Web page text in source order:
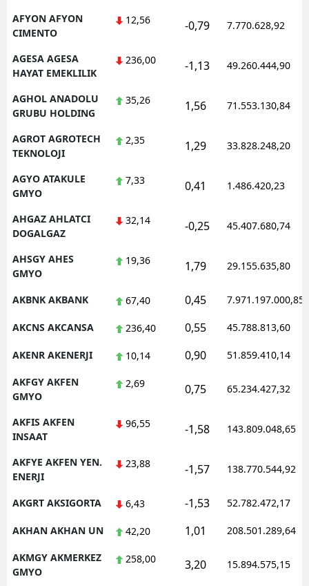
AFYON AFYON
CIMENTO
12,56 -0,79 7.770.628,92
AGESA AGESA
HAYAT EMEKLILIK
236,00 -1,13 49.260.444,90
AGHOL ANADOLU
GRUBU HOLDING
35,26 1,56 71.553.130,84
AGROT AGROTECH
TEKNOLOJI
2,35 1,29 33.828.248,20
AGYO ATAKULE
GMYO
7,33 0,41 1.486.420,23
AHGAZ AHLATCI
DOGALGAZ
32,14 -0,25 45.407.680,74
AHSGY AHES
GMYO
19,36 1,79 29.155.635,80
AKBNK AKBANK 67,40 0,45 7.971.197.000,85
AKCNS AKCANSA 236,40 0,55 45.788.813,60
AKENR AKENERJI 10,14 0,90 51.859.410,14
AKFGY AKFEN
GMYO
2,69 0,75 65.234.427,32
AKFIS AKFEN
INSAAT
96,55 -1,58 143.809.048,65
AKFYE AKFEN YEN.
ENERJI
23,88 -1,57 138.770.544,92
AKGRT AKSIGORTA 6,43 -1,53 52.782.472,17
AKHAN AKHAN UN 42,20 1,01 208.501.289,64
AKMGY AKMERKEZ
GMYO
258,00 3,20 15.894.575,15